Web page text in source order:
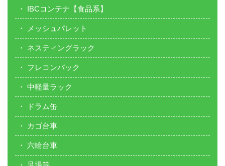
IBCコンテナ【食品系】
メッシュパレット
ネスティングラック
フレコンバック
中軽量ラック
ドラム缶
カゴ台車
六輪台車